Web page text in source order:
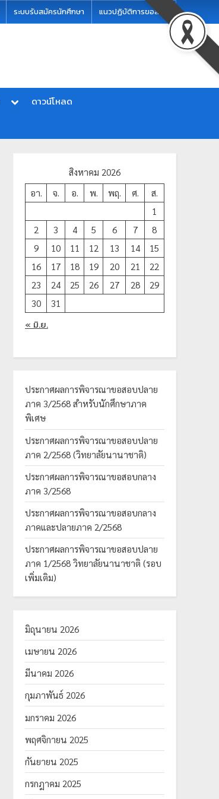
ระบบรับสมัครนักศึกษา แนวปฏิบัติการขอสอบ
ดาวน์โหลด
สิงหาคม 2026
อา.
จ. อ. พ. พฤ. ศ.
ส.
1
2
3 4 5 6 7
8
9
10 11 12 13 14
15
16
17 18 19 20 21
22
23
24 25 26 27 28
29
30
31
« มิ.ย.
ประกาศผลการพิจารณาขอสอบปลาย
ภาค 3/2568 สำหรับนักศึกษาภาค
พิเศษ
ประกาศผลการพิจารณาขอสอบปลาย
ภาค 2/2568 (วิทยาลัยนานาชาติ)
ประกาศผลการพิจารณาขอสอบกลาง
ภาค 3/2568
ประกาศผลการพิจารณาขอสอบกลาง
ภาคและปลายภาค 2/2568
ประกาศผลการพิจารณาขอสอบปลาย
ภาค 1/2568 วิทยาลัยนานาชาติ (รอบ
เพิ่มเติม)
มิถุนายน 2026
เมษายน 2026
มีนาคม 2026
กุมภาพันธ์ 2026
มกราคม 2026
พฤศจิกายน 2025
กันยายน 2025
กรกฎาคม 2025